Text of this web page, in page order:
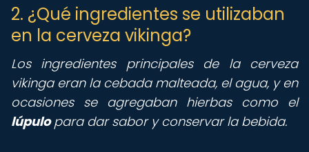
2. ¿Qué ingredientes se utilizaban
en la cerveza vikinga?
Los ingredientes principales de la cerveza
vikinga eran la cebada malteada, el agua, y en
ocasiones se agregaban hierbas como el
lúpulopara dar sabor y conservar la bebida.